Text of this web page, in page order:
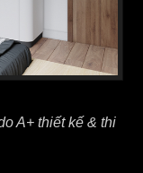
A+ thiết kế & thi